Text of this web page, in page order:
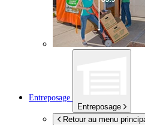
Entreposage
Entreposage
Retour au menu